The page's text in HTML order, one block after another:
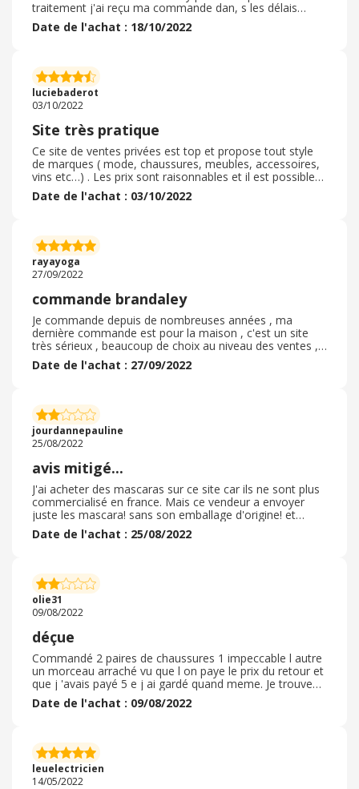
traitement j'ai reçu ma commande dan, s les délais
impartis : commande passé le 3 octobre et livrée le 5
octobre ! petit bémol concernant les photos : la couleur
n'ai pas eut besoin de faire de retour donc je ne sais pas
si les frais de port sont payant je n'avais pas non plus de
code promotionnel non plus
Date de l'achat : 18/10/2022
luciebaderot
03/10/2022
Site très pratique
Ce site de ventes privées est top et propose tout style
de marques ( mode, chaussures, meubles, accessoires,
vins etc…) . Les prix sont raisonnables et il est possible
d’obtenir 10% de réduction en souscrivant à la
newsletter. Les délais de livraison sont généralement
rapides de 72h ( encore une fois, c’est annoncé) . Les
frais de port sont d’environ 3, 90€ pour une livraison en
point relais, et de 5, 90€ pour une livraison à domicile.
J’ai enlevé un peu de points pour ma dernière
commande qui a été annulée au bout de 3 semaines (
environ quand j’aurais du recevoir mon colis) , et le
remboursement à été effectué dans la semaine
suivante.
Date de l'achat : 03/10/2022
rayayoga
27/09/2022
commande brandaley
Je commande depuis de nombreuses années , ma
dernière commande est pour la maison , c'est un site
très sérieux , beaucoup de choix au niveau des ventes ,
un très bon rapport avec le service cliente , des prix très
intéressants surtout pour les enfants , maison
des codes de réduction , je n ai jamais retourné de
produit , ils étaient tous conformes , je recommande ce
site avec plaisir
Date de l'achat : 27/09/2022
jourdannepauline
25/08/2022
avis mitigé...
J'ai acheter des mascaras sur ce site car ils ne sont plus
commercialisé en france. Mais ce vendeur a envoyer
juste les mascara! sans son emballage d'origine! et
simplement dans une enveloppe. De plus, en l'utilisant, il
s'avère que je ne peut l'utilisé que quelques jours avant
pour rappel, j'utilise ce produit depuis des années, et
non, son utilisation ne dure pas 2 jours avant d'étre vide.
)
Date de l'achat : 25/08/2022
olie31
09/08/2022
déçue
Commandé 2 paires de chaussures 1 impeccable l autre
un morceau arraché vu que l on paye le prix du retour et
que j 'avais payé 5 e j ai gardé quand meme. Je trouve
ça dommage que Brandalley ne fasse pas les retours
gratuits. Petit couac aussi sur mon colis ou aucun nom
livraison à été trés rapide cmme annoncé à la
commande. Je recommande quand même car on fait de
belles affaires sur ce site.
Date de l'achat : 09/08/2022
leuelectricien
14/05/2022